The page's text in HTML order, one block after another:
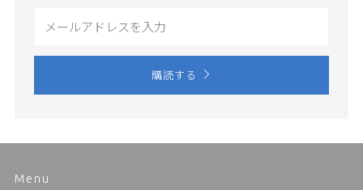
購読する
Menu